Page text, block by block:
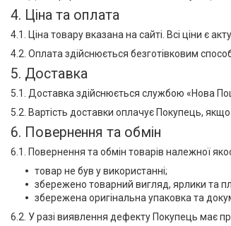
4. Ціна та оплата
4.1. Ціна товару вказана на сайті. Всі ціни є
4.2. Оплата здійснюється безготівковим
5. Доставка
5.1. Доставка здійснюється службою «Нова
5.2. Вартість доставки оплачує Покупець,
6. Повернення та обмін
6.1. Повернення та обмін товарів належної
товар не був у використанні;
збережено товарний вигляд, ярлики та
збережена оригінальна упаковка та
6.2. У разі виявлення дефекту Покупець має